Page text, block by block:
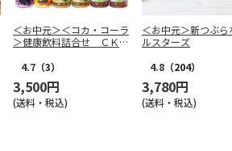
＜お中元＞＜コカ・コーラ
＞健康飲料詰合せ ＣＫＤ
4.7 （3）
3,500円
(送料・税込)
＜お中元＞新つぶら
ルスターズ
4.8 （204）
3,780円
(送料・税込)